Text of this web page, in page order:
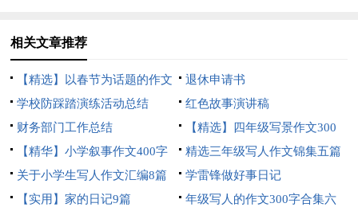
相关文章推荐
【精选】以春节为话题的作文
锦集8篇
退休申请书
学校防踩踏演练活动总结
红色故事演讲稿
财务部门工作总结
【精选】四年级写景作文300
字集合五篇
【精华】小学叙事作文400字
集锦九篇
精选三年级写人作文锦集五篇
关于小学生写人作文汇编8篇
学雷锋做好事日记
【实用】家的日记9篇
年级写人的作文300字合集六